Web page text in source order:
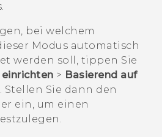
bei welchem
Modus automatisch
werden soll, tippen Sie
> Basierend auf
. Stellen Sie dann den
ein, um einen